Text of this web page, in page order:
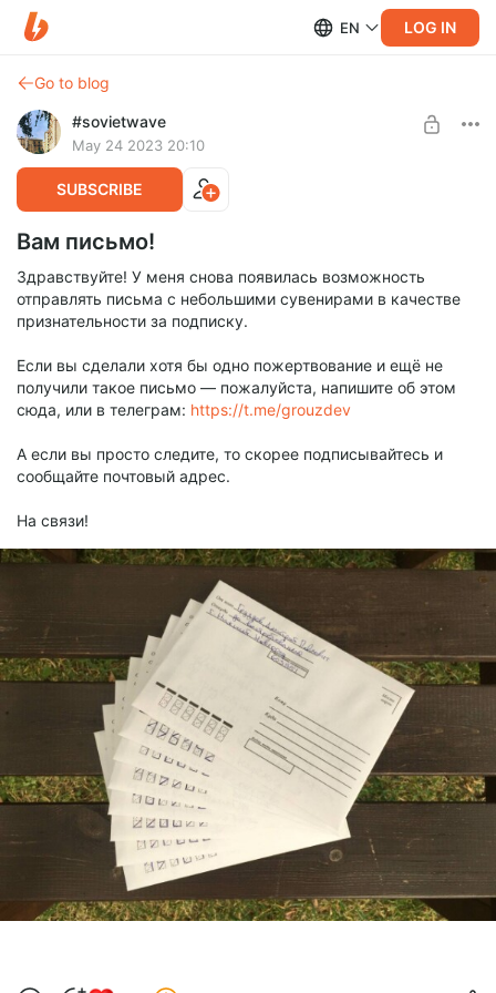
EN LOG IN
Go to blog
#sovietwave
May 24 2023 20:10
SUBSCRIBE
Вам письмо!
Здравствуйте! У меня снова появилась возможность
отправлять письма с небольшими сувенирами в качестве
признательности за подписку.
Если вы сделали хотя бы одно пожертвование и ещё не
получили такое письмо — пожалуйста, напишите об этом
сюда, или в телеграм: https://t.me/grouzdev
А если вы просто следите, то скорее подписывайтесь и
сообщайте почтовый адрес.
На связи!